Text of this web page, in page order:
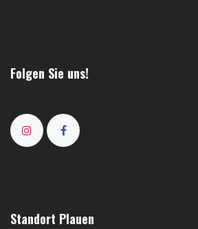
Folgen Sie uns!
Standort Plauen